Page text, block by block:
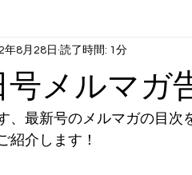
号メルマガ
年8月28日 読了時間: 1分
、最新号のメルマガの目
紹介します！